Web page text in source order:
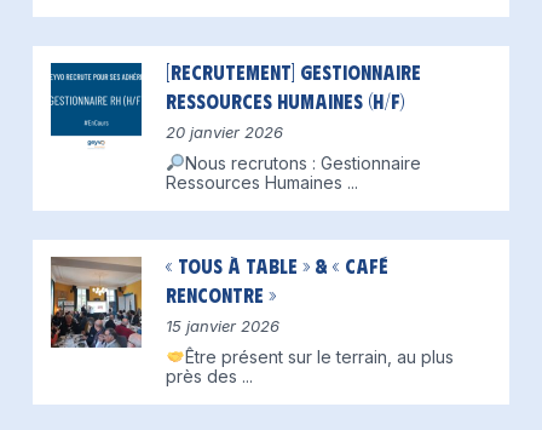
[Recrutement] Gestionnaire
Ressources Humaines (H/F)
20 janvier 2026
Nous recrutons : Gestionnaire
Ressources Humaines ...
« Tous à table » & « Café
Rencontre »
15 janvier 2026
Être présent sur le terrain, au plus
près des ...